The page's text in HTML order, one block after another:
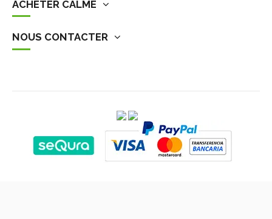
ACHETER CALME
NOUS CONTACTER